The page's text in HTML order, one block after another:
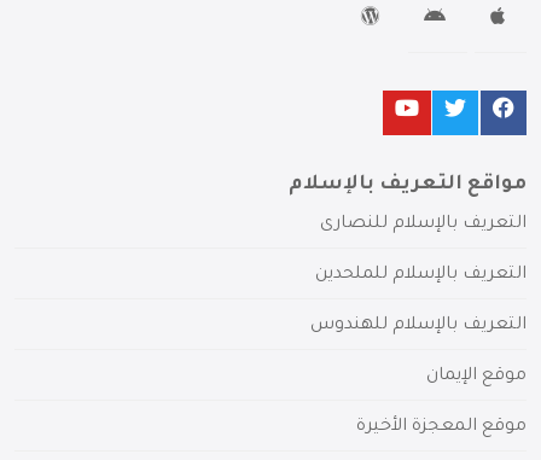
مواقع التعريف بالإسلام
التعريف بالإسلام للنصارى
التعريف بالإسلام للملحدين
التعريف بالإسلام للهندوس
موقع الإيمان
موقع المعجزة الأخيرة